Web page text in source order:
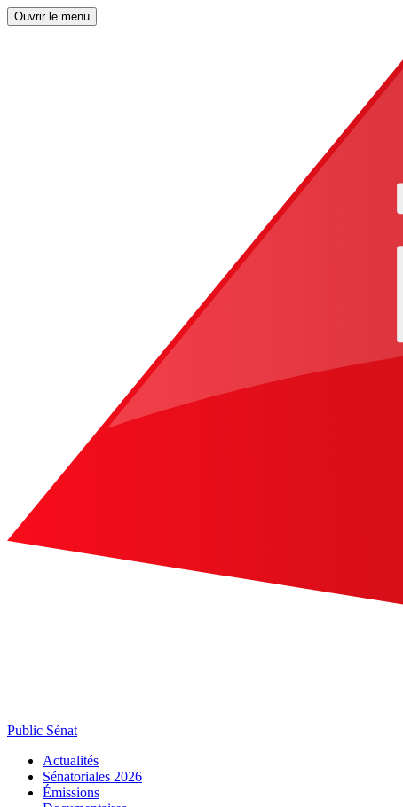
Ouvrir le menu
Public Sénat
Actualités
Sénatoriales 2026
Émissions